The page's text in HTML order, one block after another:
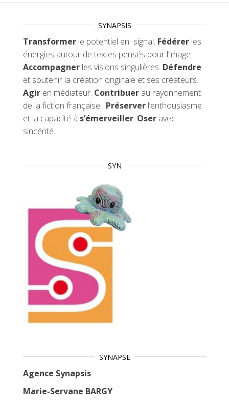
SYNAPSIS
Transformer le potentiel en signal. Fédérer les
énergies autour de textes pensés pour l’image.
Accompagner les visions singulières. Défendre
et soutenir la création originale et ses créateurs.
Agir en médiateur. Contribuer au rayonnement
de la fiction française. Préserver l’enthousiasme
et la capacité à s’émerveiller. Oser avec
sincérité.
SYN
SYNAPSE
Agence Synapsis
Marie-Servane BARGY